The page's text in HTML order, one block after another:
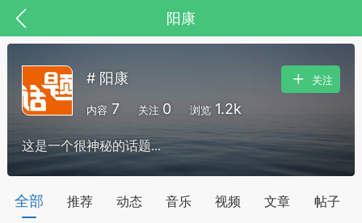
阳康
，华夏中医人：家门口的中医人！
# 阳康
内容 7 关注 0 浏览 1.2k
关注
这是一个很神秘的话题...
全部 推荐 动态 音乐 视频 文章 帖子